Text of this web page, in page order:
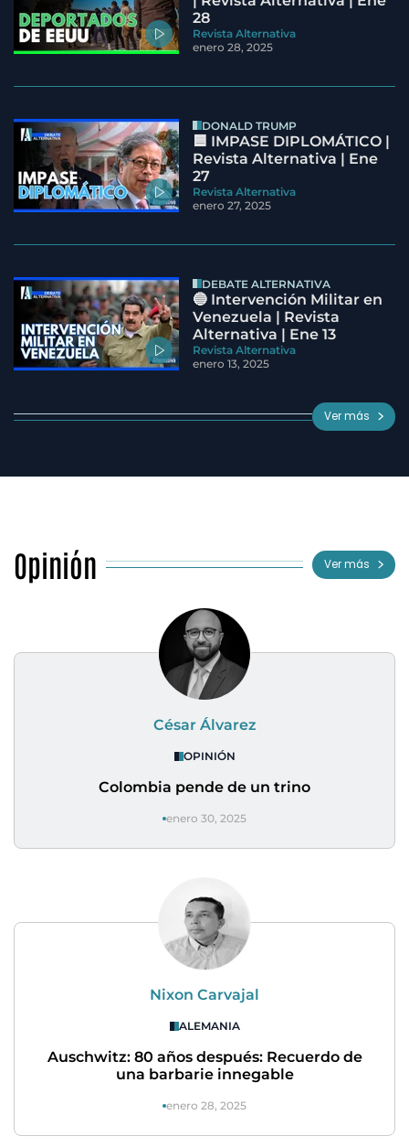
28
Revista Alternativa
enero 28, 2025
DONALD TRUMP
🟦 IMPASE DIPLOMÁTICO |
Revista Alternativa | Ene
27
Revista Alternativa
enero 27, 2025
DEBATE ALTERNATIVA
🔵 Intervención Militar en
Venezuela | Revista
Alternativa | Ene 13
Revista Alternativa
enero 13, 2025
Ver más
Opinión Ver más
César Álvarez
OPINIÓN
Colombia pende de un trino
enero 30, 2025
Nixon Carvajal
ALEMANIA
Auschwitz: 80 años después: Recuerdo de
una barbarie innegable
enero 28, 2025